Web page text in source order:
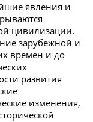
явления и
цивилизации.
зарубежной и
времен и до
развития
изменения,